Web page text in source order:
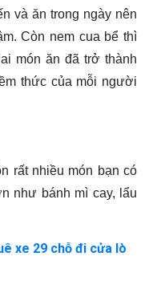
và ăn trong ngày nên
Còn nem cua bể thì
món ăn đã trở thành
thức của mỗi người
rất nhiều món bạn có
như bánh mì cay, lẩu
xe 29 chỗ đi cửa lò